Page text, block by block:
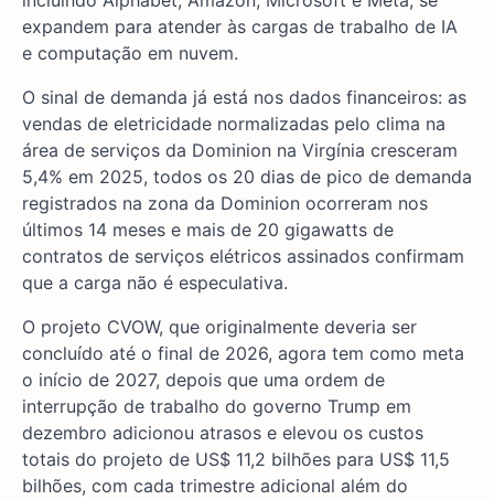
expandem para atender às cargas de trabalho de IA
e computação em nuvem.
O sinal de demanda já está nos dados financeiros: as
vendas de eletricidade normalizadas pelo clima na
área de serviços da Dominion na Virgínia cresceram
5,4% em 2025, todos os 20 dias de pico de demanda
registrados na zona da Dominion ocorreram nos
últimos 14 meses e mais de 20 gigawatts de
contratos de serviços elétricos assinados confirmam
que a carga não é especulativa.
O projeto CVOW, que originalmente deveria ser
concluído até o final de 2026, agora tem como meta
o início de 2027, depois que uma ordem de
interrupção de trabalho do governo Trump em
dezembro adicionou atrasos e elevou os custos
totais do projeto de US$ 11,2 bilhões para US$ 11,5
bilhões, com cada trimestre adicional além do